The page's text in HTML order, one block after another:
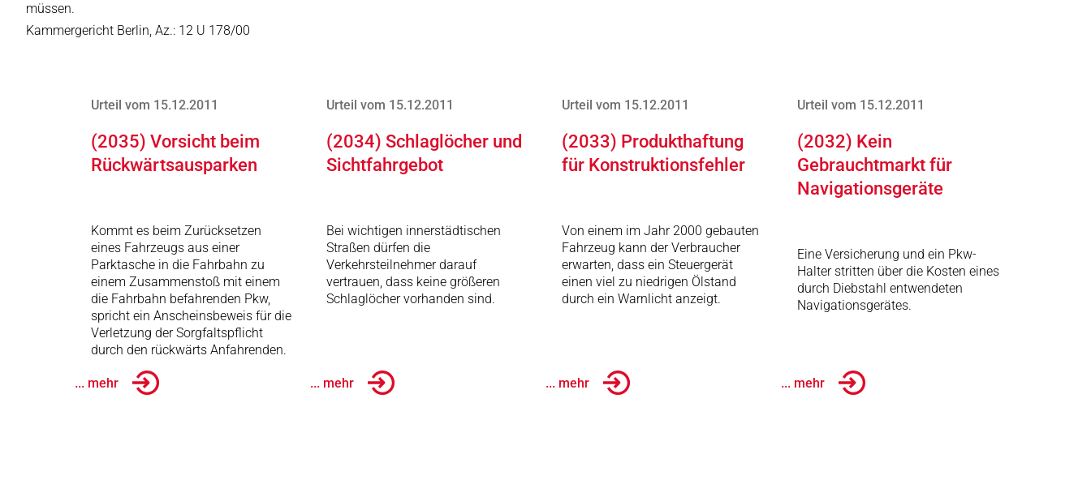
müssen.
Kammergericht Berlin, Az.: 12 U 178/00
Urteil vom 15.12.2011
(2035) Vorsicht beim
Rückwärtsausparken
Kommt es beim Zurücksetzen
eines Fahrzeugs aus einer
Parktasche in die Fahrbahn zu
einem Zusammenstoß mit einem
die Fahrbahn befahrenden Pkw,
spricht ein Anscheinsbeweis für die
Verletzung der Sorgfaltspflicht
durch den rückwärts Anfahrenden.
... mehr
Urteil vom 15.12.2011
(2034) Schlaglöcher und
Sichtfahrgebot
Bei wichtigen innerstädtischen
Straßen dürfen die
Verkehrsteilnehmer darauf
vertrauen, dass keine größeren
Schlaglöcher vorhanden sind.
... mehr
Urteil vom 15.12.2011
(2033) Produkthaftung
für Konstruktionsfehler
Von einem im Jahr 2000 gebauten
Fahrzeug kann der Verbraucher
erwarten, dass ein Steuergerät
einen viel zu niedrigen Ölstand
durch ein Warnlicht anzeigt.
... mehr
Urteil vom 15.12.2011
(2032) Kein
Gebrauchtmarkt für
Navigationsgeräte
Eine Versicherung und ein Pkw-
Halter stritten über die Kosten eines
durch Diebstahl entwendeten
Navigationsgerätes.
... mehr